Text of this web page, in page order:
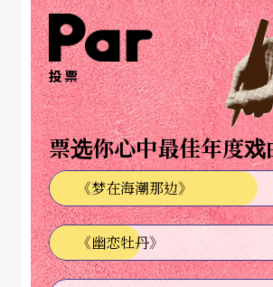
的重要，让观众得以省思亲子相处
下每个直观的善念。由台北曲艺团
国》则以「快乐Fun暑假」为主轴
书等说唱艺术，呈现一部学生暑假
绘。由戏曲中心主办的泰武古谣传
末秋初」则邀请泰武古谣传唱与佳
耆老族人，呈现排湾族独特看待世
感，并透过聆赏夏末秋初才有的收
像呈现的作物画面，展现排湾族古
投票
票选你心中最佳年度
《梦在海潮那边》
《幽恋牡丹》